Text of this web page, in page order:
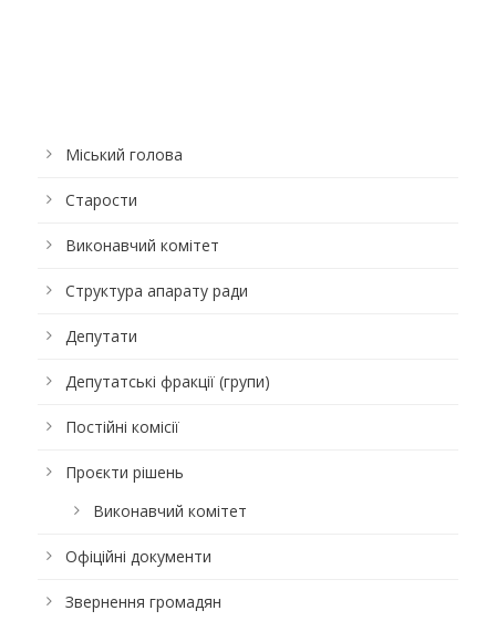
Міський голова
Старости
Виконавчий комітет
Структура апарату ради
Депутати
Депутатські фракції (групи)
Постійні комісії
Проєкти рішень
Виконавчий комітет
Офіційні документи
Звернення громадян